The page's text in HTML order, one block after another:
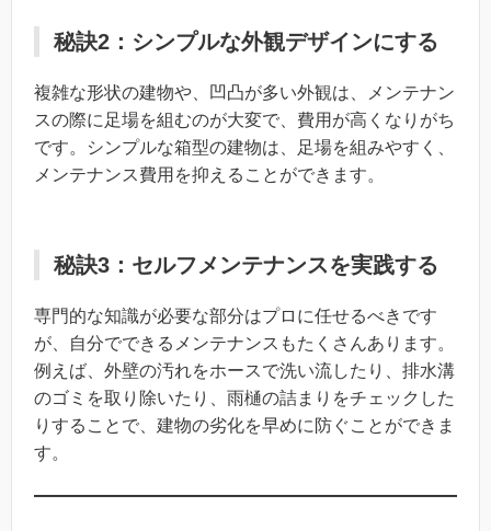
秘訣2：シンプルな外観デザインにする
複雑な形状の建物や、凹凸が多い外観は、メンテナン
スの際に足場を組むのが大変で、費用が高くなりがち
です。シンプルな箱型の建物は、足場を組みやすく、
メンテナンス費用を抑えることができます。
秘訣3：セルフメンテナンスを実践する
専門的な知識が必要な部分はプロに任せるべきです
が、自分でできるメンテナンスもたくさんあります。
例えば、外壁の汚れをホースで洗い流したり、排水溝
のゴミを取り除いたり、雨樋の詰まりをチェックした
りすることで、建物の劣化を早めに防ぐことができま
す。